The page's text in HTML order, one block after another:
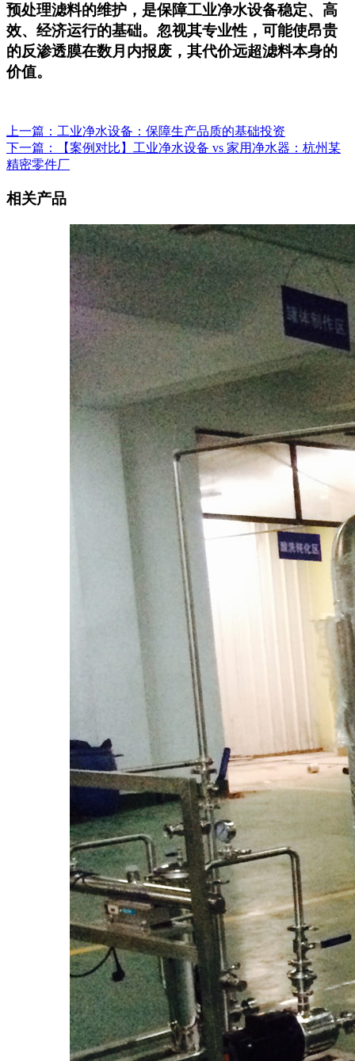
预处理滤料的维护，是保障工业净水设备稳定、高
效、经济运行的基础。忽视其专业性，可能使昂贵
的反渗透膜在数月内报废，其代价远超滤料本身的
价值。
上一篇：工业净水设备：保障生产品质的基础投资
下一篇：【案例对比】工业净水设备 vs 家用净水器：杭州某
精密零件厂
相关产品